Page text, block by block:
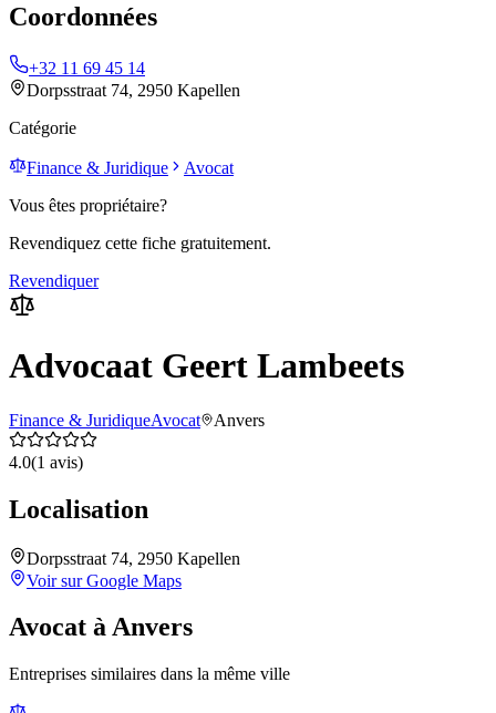
Coordonnées
+32 11 69 45 14
Dorpsstraat 74, 2950 Kapellen
Catégorie
Finance & Juridique
Avocat
Vous êtes propriétaire?
Revendiquez cette fiche gratuitement.
Revendiquer
Advocaat Geert Lambeets
Finance & JuridiqueAvocat Anvers
4.0(1 avis)
Localisation
Dorpsstraat 74, 2950 Kapellen
Voir sur Google Maps
Avocat àAnvers
Entreprises similaires dans la même ville